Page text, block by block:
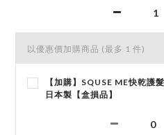
以優惠價加購商品 (最多 1 件)
【加購】SQUSE ME快乾護
日本製【盒損品】